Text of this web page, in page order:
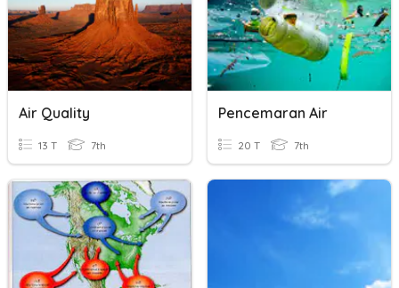
Air Quality
13 T 7th
Pencemaran Air
20 T 7th